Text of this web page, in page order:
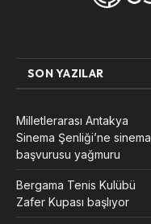
SON YAZILAR
Milletlerarası Antakya
Sinema Şenliği’ne sinema
başvurusu yağmuru
Bergama Tenis Kulübü
Zafer Kupası başlıyor